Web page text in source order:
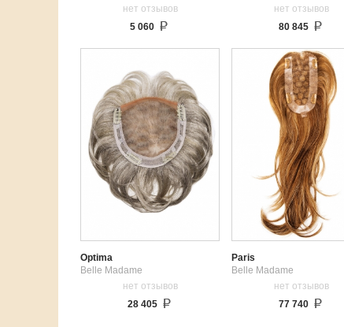
нет отзывов
5 060
нет отзывов
80 845
Optima
Belle Madame
нет отзывов
28 405
Paris
Belle Madame
нет отзывов
77 740